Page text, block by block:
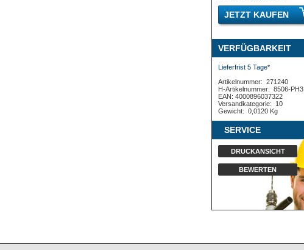
JETZT KAUFEN
VERFÜGBARKEIT
Lieferfrist 5 Tage*
Artikelnummer: 271240
H-Artikelnummer: 8506-PH3
EAN: 4000896037322
Versandkategorie:
10
Gewicht: 0,0120 Kg
SERVICE
DRUCKANSICHT
BEWERTEN